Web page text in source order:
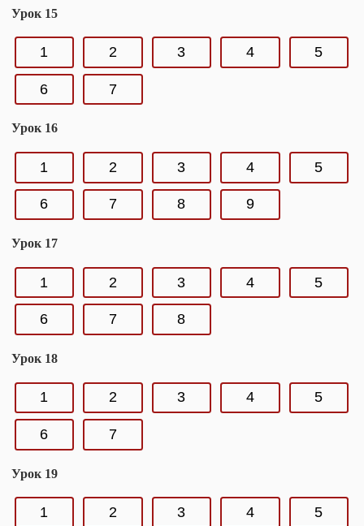
Урок 15
1 2 3 4 5
6 7
Урок 16
1 2 3 4 5
6 7 8 9
Урок 17
1 2 3 4 5
6 7 8
Урок 18
1 2 3 4 5
6 7
Урок 19
1 2 3 4 5